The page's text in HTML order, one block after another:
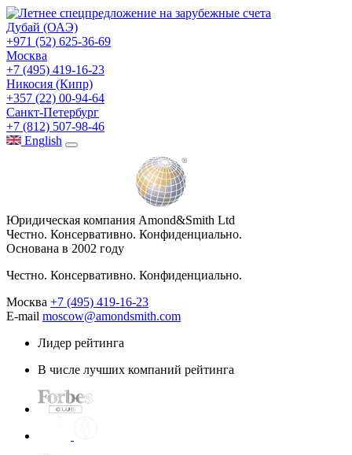
Дубай (ОАЭ)
+971 (52) 625-36-69
Москва
+7 (495) 419-16-23
Никосия (Кипр)
+357 (22) 00-94-64
Санкт-Петербург
+7 (812) 507-98-46
English
Юридическая компания Amond&Smith Ltd
Честно. Консервативно. Конфиденциально.
Основана в 2002 году
Честно. Консервативно. Конфиденциально.
Москва +7 (495) 419-16-23
E-mail moscow@amondsmith.com
Лидер рейтинга
В числе лучших компаний рейтинга